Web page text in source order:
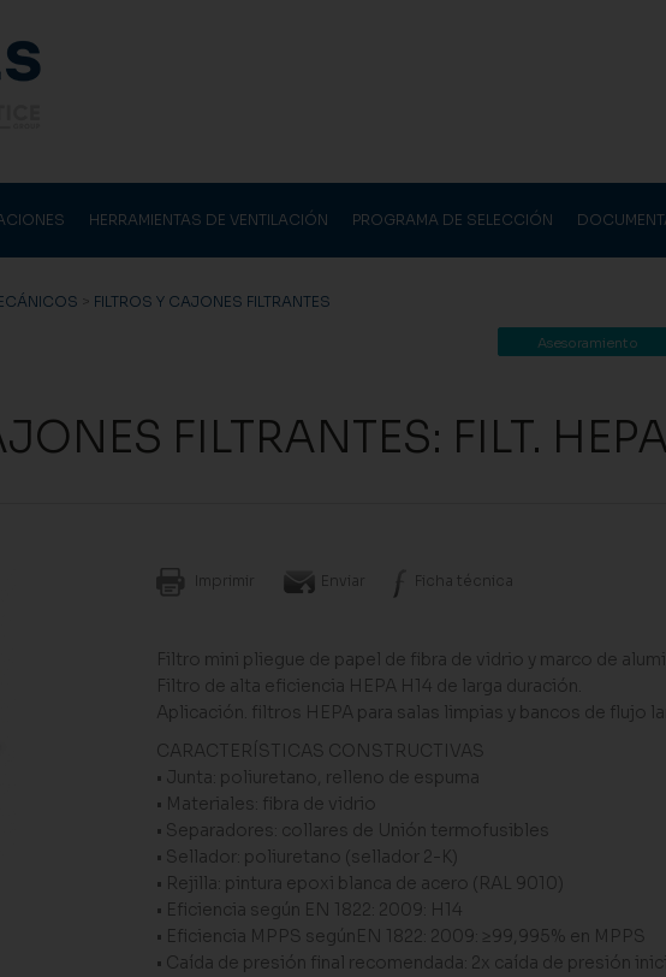
HERRAMIENTAS DE VENTILACIÓN PROGRAMA DE SELECCIÓN
> FILTROS Y CAJONES FILTRANTES
Asesoramiento
FILTRANTES: FILT.
Imprimir Enviar Ficha técnica
Filtro mini pliegue de papel de fibra de vidrio y marco de
Filtro de alta eficiencia HEPA H14 de larga duración.
Aplicación. filtros HEPA para salas limpias y bancos de flujo
CARACTERÍSTICAS CONSTRUCTIVAS
• Junta: poliuretano, relleno de espuma
• Materiales: fibra de vidrio
• Separadores: collares de Unión termofusibles
• Sellador: poliuretano (sellador 2-K)
• Rejilla: pintura epoxi blanca de acero (RAL 9010)
• Eficiencia según EN 1822: 2009: H14
• Eficiencia MPPS segúnEN 1822: 2009: ≥99,995% en MPPS
• Caída de presión final recomendada: 2x caída de presión